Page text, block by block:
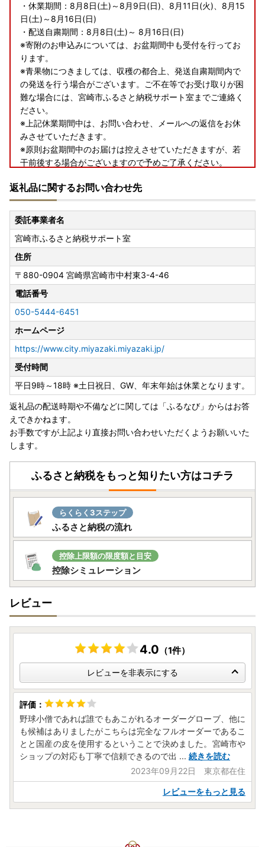
・休業期間：8月8日(土)～8月9日(日)、8月11日(火)、8月15
日(土)～8月16日(日)
・配送自粛期間：8月8日(土)～ 8月16日(日)
※寄附のお申込みについては、お盆期間中も受付を行ってお
ります。
※青果物につきましては、収穫の都合上、発送自粛期間内で
の発送を行う場合がございます。ご不在等でお受け取りが困
難な場合には、宮崎市ふるさと納税サポート室までご連絡く
ださい。
※上記休業期間中は、お問い合わせ、メールへの返信をお休
みさせていただきます。
※原則お盆期間中のお届けは控えさせていただきますが、若
干前後する場合がございますので予めご了承ください。
■お礼品の配送について
・お礼品の配送日のご指定はできかねますので、予めご了承
ください。
・お礼品は市外にお住いの方のみへのお届けとなります。そ
の他の方については返礼品をお受け取りいただけません。あ
らかじめご了承ください。
・お礼品毎にお届け時期が異なります。詳しくは各お礼品ペ
ージ内に表記がございますのでそちらをご確認ください。
・お礼品の在庫状況により、お礼品ページ内表記のお届け時
期以上に時間を頂戴する場合がございますのでご理解の程宜
しくお願い致します。
・お届けを致しましたお礼品は確実にお受取りください。長
期不在等寄付者様事由による返送、劣化、においては再送は
出来ません。
・ヤマト運輸様の転送料につきまして
お届け先を変更（転送）する場合、転送料金は、ご贈答用の
場合でもお届け先様のご負担となりますので、ご住所にお間
違いがないか十分にご確認の上ご注文ください。
なお、お届け先様が住所不明で配達ができない場合は、送り
了承ください。
・梱包はお礼品毎に個別に実施してお届けいたします(複数
のお礼品の同一梱包は出来ません)。
・一部離島にはクール便でのお届けが出来ませんのでご注意
■ワンストップ特例申請書
入金確認後、注文内容確認画面の【注文者情報】に記載の住
所へ申込完了日から30日程度で発送いたします。
※確定申告をされる方は特例申請の必要はありません。
【ワンストップ特例申請書送付先】
〒885-0078
住所：宮崎県都城市宮丸町3070-1
宛先：宮崎市ふるさと納税担当 宛
※ワンストップ特例申請受付を外部委託しています。
【ご寄附についての問い合わせ先】
電話番号 050-5444-6451
平日9時～18時 ※土日祝日、GW、年末年始は休業となりま
返礼品に関するお問い合わせ先
委託事業者名
宮崎市ふるさと納税サポート室
住所
〒880-0904 宮崎県宮崎市中村東3-4-46
電話番号
050-5444-6451
ホームページ
https://www.city.miyazaki.miyazaki.jp/
受付時間
平日9時～18時 ※土日祝日、GW、年末年始は休業となります。
返礼品の配送時期や不備などに関しては「ふるなび」からはお答
えできかねます。
お手数ですが上記より直接お問い合わせいただくようお願いいた
します。
ふるさと納税をもっと知りたい方はコチラ
らくらく3ステップ
ふるさと納税の流れ
控除上限額の限度額と目安
控除シミュレーション
レビュー
4.0 （1件）
レビューを非表示にする
野球小僧であれば誰でもあこがれるオーダーグローブ、他に
も候補はありましたがこちらは完全なフルオーダーであるこ
とと国産の皮を使用するということで決めました。宮崎市や
ショップの対応も丁寧で信頼できるので出 ... 続きを読む
2023年09月22日 東京都在住
レビューをもっと見る